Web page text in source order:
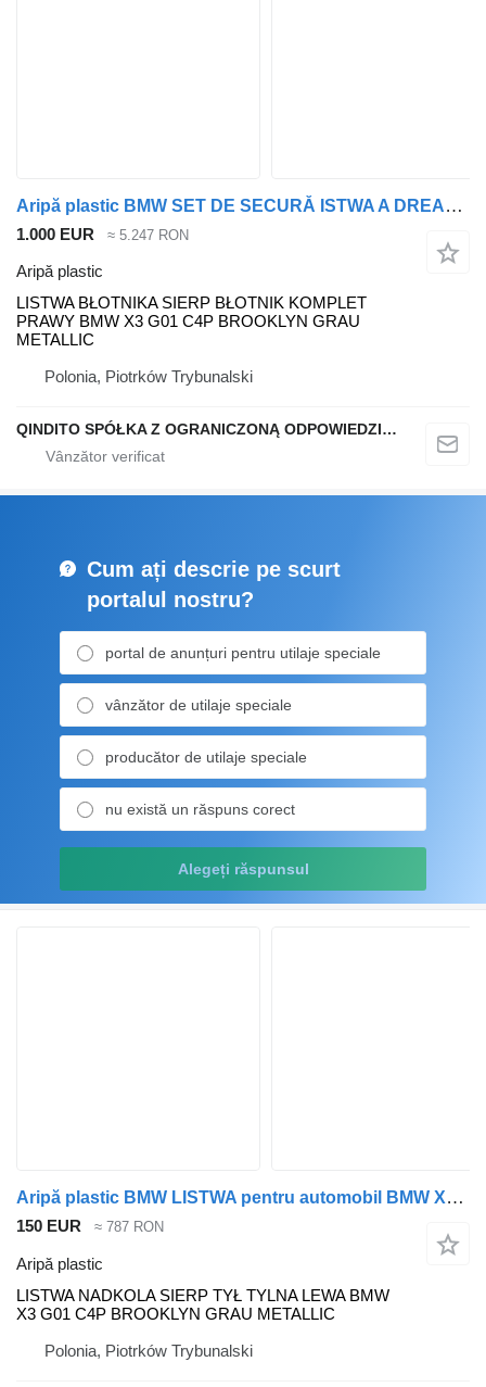
Aripă plastic BMW SET DE SECURĂ ISTWA A DREAPTA X3 G01 C4P BROOKLYN GRI METALIC LISTWA pentru automobil BMW ISTWA BŁOTNIKA SIERP BŁOTNIK KOMPLET PRAWY BMW X3 G01 C4P BROOKLYN GRAU METALLIC
1.000 EUR ≈ 5.247 RON
Aripă plastic
LISTWA BŁOTNIKA SIERP BŁOTNIK KOMPLET
PRAWY BMW X3 G01 C4P BROOKLYN GRAU
METALLIC
Polonia, Piotrków Trybunalski
QINDITO SPÓŁKA Z OGRANICZONĄ ODPOWIEDZIALNOŚCIĄ
Cum ați descrie pe scurt
portalul nostru?
portal de anunțuri pentru utilaje speciale
vânzător de utilaje speciale
producător de utilaje speciale
nu există un răspuns corect
Alegeți răspunsul
Aripă plastic BMW LISTWA pentru automobil BMW X3 G01
150 EUR ≈ 787 RON
Aripă plastic
LISTWA NADKOLA SIERP TYŁ TYLNA LEWA BMW
X3 G01 C4P BROOKLYN GRAU METALLIC
Polonia, Piotrków Trybunalski